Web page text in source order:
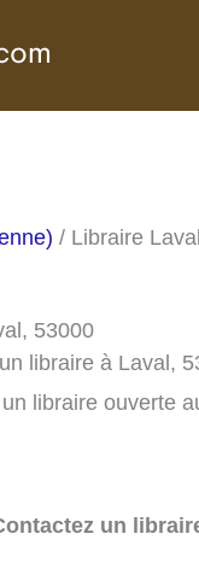
/ Libraire Laval
53000
libraire à Laval,
libraire ouverte
un